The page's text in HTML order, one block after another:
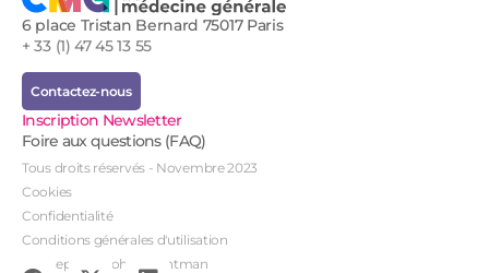
6 place Tristan Bernard 75017 Paris
+ 33 (1) 47 45 13 55
Contactez-nous
Inscription Newsletter
Foire aux questions (FAQ)
Tous droits réservés - Novembre 2023
Cookies
Confidentialité
Conditions générales d'utilisation
Conception : John Brightman